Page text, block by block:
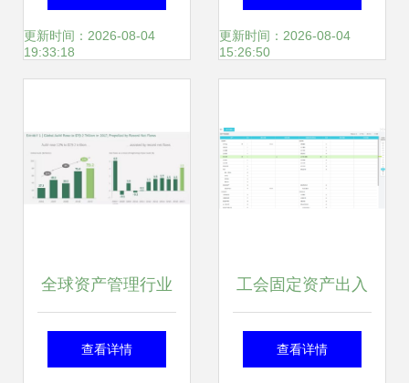
管理峰会圆满落
新思维
更新时间：2026-08-04
19:33:18
理与投资管理的协
更新时间：2026-08-04
15:26:50
全球资产管理行业
增长驱动力 BCG报
查看详情
工会固定资产出入
库单与投资管理的
查看详情